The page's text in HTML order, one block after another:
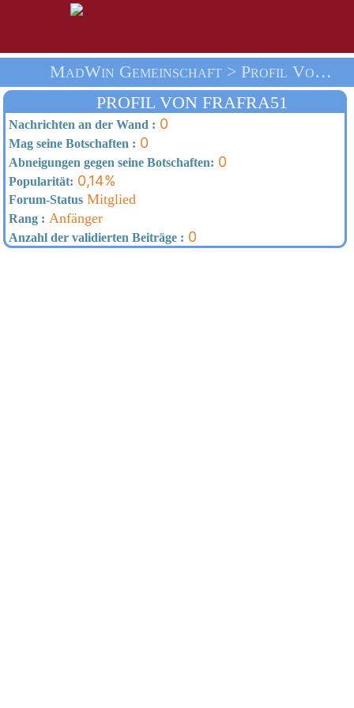
MadWin Gemeinschaft > Profil Von Frafra51 > Heim
PROFIL VON FRAFRA51
Nachrichten an der Wand : 0
Mag seine Botschaften : 0
Abneigungen gegen seine Botschaften: 0
Popularität: 0,14%
Forum-Status Mitglied
Rang : Anfänger
Anzahl der validierten Beiträge : 0